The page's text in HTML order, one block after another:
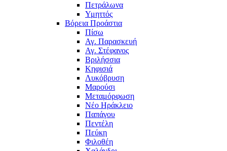
Πετράλωνα
Υμηττός
Βόρεια Προάστια
Πίσω
Αγ. Παρασκευή
Αγ. Στέφανος
Βριλήσσια
Κηφισιά
Λυκόβρυση
Μαρούσι
Μεταμόρφωση
Νέο Ηράκλειο
Παπάγου
Πεντέλη
Πεύκη
Φιλοθέη